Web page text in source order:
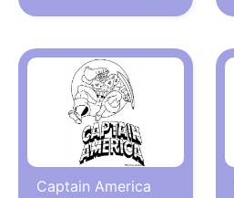
Captain America